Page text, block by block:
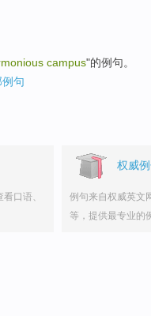
campus"的例句。
句
口语、
权威
例句来自权威英文
等，提供最专业的